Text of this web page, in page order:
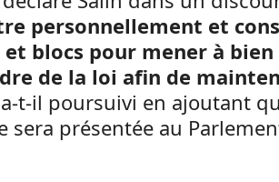
personnellement et
blocs pour mener à bien
de la loi afin de
t-il poursuivi en ajoutant
sera présentée au